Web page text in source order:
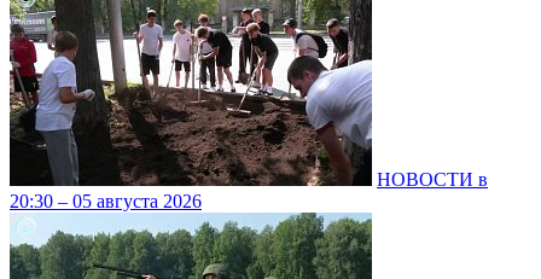
НОВОСТИ в
20:30 – 05 августа 2026